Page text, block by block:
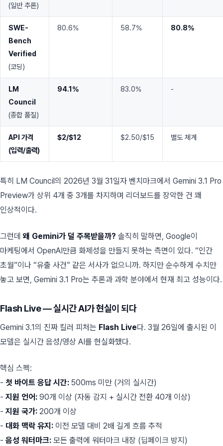
(일반 추론)
SWE-
Bench
Verified
(코딩)
80.6% 58.7% 80.8%
LM
Council
(종합 품질)
94.1% 83.0% -
API 가격
(입력/출력)
$2/$12 $2.50/$15 별도 체계
특히 LM Council의 2026년 3월 31일자 벤치마크에서 Gemini 3.1 Pro
Preview가 상위 4개 중 3개를 차지하며 리더보드를 장악한 건 꽤
인상적이다.
그런데 왜 Gemini가 덜 주목받을까? 솔직히 말하면, Google이
마케팅에서 OpenAI만큼 화제성을 만들지 못하는 측면이 있다. “인간
초월”이나 “유출 사건” 같은 서사가 없으니까. 하지만 순수하게 수치만
놓고 보면, Gemini 3.1 Pro는 추론과 과학 분야에서 현재 최고 성능이다.
Flash Live — 실시간 AI가 현실이 되다
Gemini 3.1의 진짜 킬러 피처는 Flash Live다. 3월 26일에 출시된 이
모델은 실시간 음성/영상 AI를 현실화했다.
핵심 스펙:
- 첫 바이트 응답 시간: 500ms 미만 (거의 실시간)
- 지원 언어: 90개 이상 (자동 감지 + 실시간 전환 40개 이상)
- 지원 국가: 200개 이상
- 대화 맥락 유지: 이전 모델 대비 2배 길게 흐름 추적
- 음성 워터마크: 모든 출력에 워터마크 내장 (딥페이크 방지)